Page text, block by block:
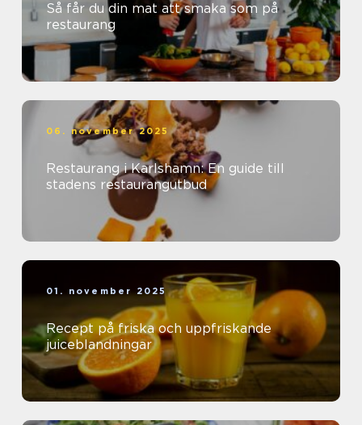
Så får du din mat att smaka som på
restaurang
06. november 2025
Restaurang i Karlshamn: En guide till
stadens restaurangutbud
01. november 2025
Recept på friska och uppfriskande
juiceblandningar